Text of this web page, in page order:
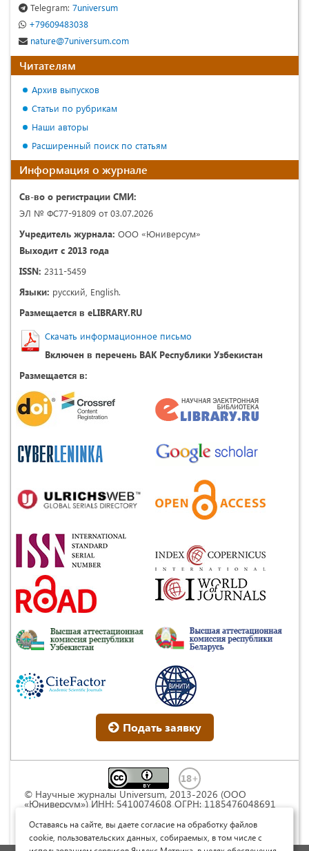
Telegram: 7universum
+79609483038
nature@7universum.com
Читателям
Архив выпусков
Статьи по рубрикам
Наши авторы
Расширенный поиск по статьям
Информация о журнале
Св-во о регистрации СМИ:
ЭЛ № ФС77-91809 от 03.07.2026
Учредитель журнала: ООО «Юниверсум»
Выходит с 2013 года
ISSN: 2311-5459
Языки: русский, English.
Размещается в eLIBRARY.RU
Скачать информационное письмо
Включен в перечень ВАК Республики Узбекистан
Размещается в:
Подать заявку
© Научные журналы Universum, 2013-2026 (ООО
«Юниверсум») ИНН: 5410074608 ОГРН: 1185476048691
Commons « Attribution» («Атрибуция») 4.0
Непортированная
Оставаясь на сайте, вы даете согласие на обработку файлов
cookie, пользовательских данных, собираемых, в том числе с